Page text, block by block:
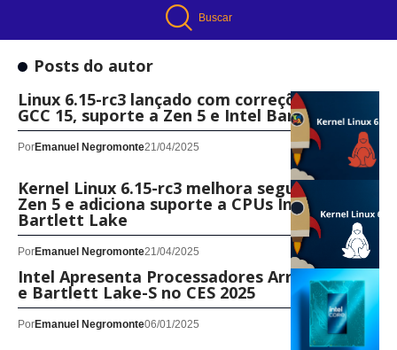
Buscar
Posts do autor
Linux 6.15-rc3 lançado com correções para
GCC 15, suporte a Zen 5 e Intel Bartlett Lake
PorEmanuel Negromonte21/04/2025
Kernel Linux 6.15-rc3 melhora segurança no
Zen 5 e adiciona suporte a CPUs Intel
Bartlett Lake
PorEmanuel Negromonte21/04/2025
Intel Apresenta Processadores Arrow Lake-S
e Bartlett Lake-S no CES 2025
PorEmanuel Negromonte06/01/2025